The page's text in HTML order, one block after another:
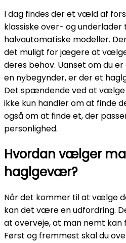
I dag findes der et væld af
klassiske over- og underlader
halvautomatiske modeller.
det muligt for jægere at
deres behov. Uanset om du
en nybegynder, er der et
Det spændende ved at
ikke kun handler om at finde
også om at finde et, der
personlighed.
Hvordan vælger
haglgevær?
Når det kommer til at vælge
kan det være en udfordring.
at overveje, at man nemt
Først og fremmest skal du